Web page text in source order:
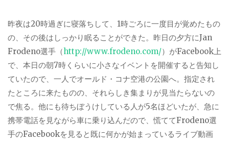
昨夜は20時過ぎに寝落ちして、 1時ごろに一度目が覚めたもの
の、その後はしっかり眠ることができた。昨日の夕方にJan
Frodeno選手（http://www.frodeno.com/）がFacebook 上
で、本日の朝7時くらいに小さなイベントを開催すると告知し
ていたので、一人でオールド・コナ空港の公園へ。指定され
たところに来たものの、それらしき集まりが見当たらないの
で焦る。他にも待ちぼうけしている人が5名ほどいたが、急に
携帯電話を見ながら車に乗り込んだので、慌ててFrodeno選
手のFacebookを見ると既に何かが始まっているライブ動画